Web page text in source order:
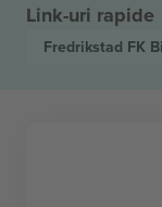
Link-uri rapide
Fredrikstad FK